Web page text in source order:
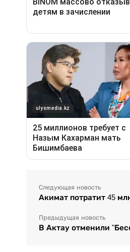
Следующая новость
Акимат потратит 45
Предыдущая новость
В Актау отменили